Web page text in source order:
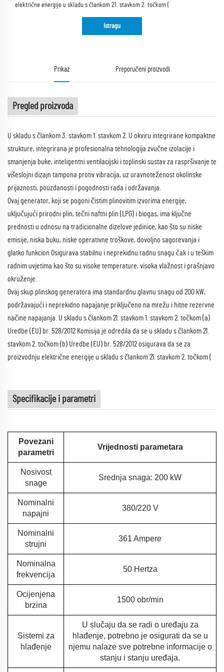
električne energije u skladu s člankom 21. stavkom 2. točkom (
Istragu
Prikaz Preporučeni proizvodi
Pregled proizvoda
U skladu s člankom 3. stavkom 1. stavkom 2. U okviru integrirane kompaktne
strukture, integrirana je profesionalna tehnologija zvučne izolacije i
smanjenja buke, inteligentni ventilacijski i toplinski sustav za raspršivanje te
višeslojni dizajn tampona protiv vibracija, uz uravnoteženost okolinske
prijaznosti, pouzdanosti i pogodnosti rada i održavanja.
Ovaj generator, koji se pogoni čistim plinovitim izvorima energije,
uključujući prirodni plin, tečni naftni plin (LPG) i biogas, ima ključne
prednosti u odnosu na tradicionalne dizelove jedinice, kao što su niske
emisije, niska buku, niske operativne troškove, dovoljno sagorevanja i
glatko funkcion Osigurava stabilnu i neprekidnu radnu snagu čak i u teškim
radnim uvjetima kao što su visoke temperature, visoka vlažnost i prašnjavo
okruženje.
Ovaj skup plinskog generatora ima standardnu glavnu snagu od 200 kW,
podržavajući i neprekidno napajanje priključeno na mrežu i hitne rezervne
načine napajanja. U skladu s člankom 21. stavkom 1. stavkom 2. točkom (a)
Uredbe (EU) br. 528/2012 Komisija je odredila da se u skladu s člankom 21.
stavkom 2. točkom (b) Uredbe (EU) br. 528/2012 osigurava da se za
proizvodnju električne energije u skladu s člankom 21. stavkom 2. točkom (
Specifikacije i parametri
Povezani
parametri
Vrijednosti parametara
Nosivost
snage
Srednja snaga: 200 kW
Nominalni
napajni
380/220 V
Nominalni
strujni
361 Ampere
Nominalna
frekvencija
50 Hertza
Ocijenjena
brzina
1500 obr/min
Sistemi za
hlađenje
U slučaju da se radi o uređaju za
hlađenje, potrebno je osigurati da se u
njemu nalaze sve potrebne informacije o
stanju i stanju uređaja.